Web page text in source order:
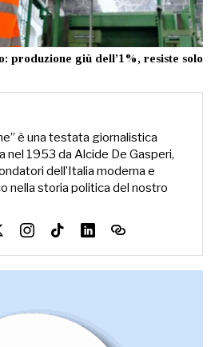
produzione giù dell’1%, resiste solo
è una testata giornalistica
nel 1953 da Alcide De Gasperi,
dell’Italia moderna e
nella storia politica del nostro